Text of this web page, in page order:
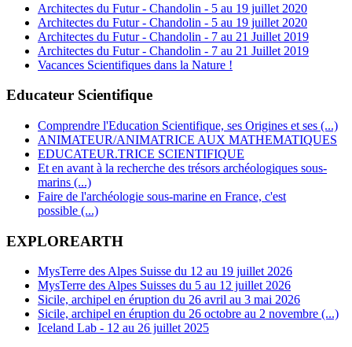
Architectes du Futur - Chandolin - 5 au 19 juillet 2020
Architectes du Futur - Chandolin - 5 au 19 juillet 2020
Architectes du Futur - Chandolin - 7 au 21 Juillet 2019
Architectes du Futur - Chandolin - 7 au 21 Juillet 2019
Vacances Scientifiques dans la Nature !
Educateur Scientifique
Comprendre l'Education Scientifique, ses Origines et ses (...)
ANIMATEUR/ANIMATRICE AUX MATHEMATIQUES
EDUCATEUR.TRICE SCIENTIFIQUE
Et en avant à la recherche des trésors archéologiques sous-
marins (...)
Faire de l'archéologie sous-marine en France, c'est
possible (...)
EXPLOREARTH
MysTerre des Alpes Suisse du 12 au 19 juillet 2026
MysTerre des Alpes Suisses du 5 au 12 juillet 2026
Sicile, archipel en éruption du 26 avril au 3 mai 2026
Sicile, archipel en éruption du 26 octobre au 2 novembre (...)
Iceland Lab - 12 au 26 juillet 2025